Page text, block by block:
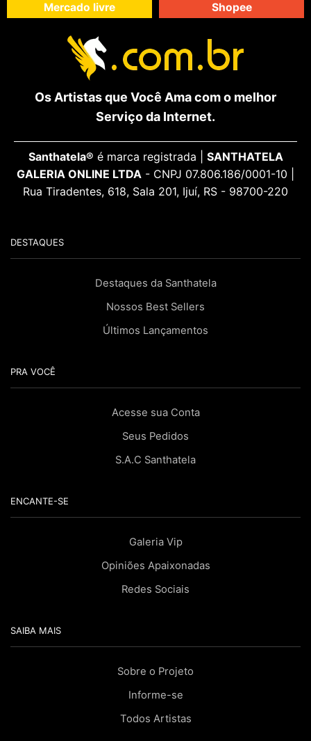
Mercado livre Shopee
Os Artistas que Você Ama com o melhor
Serviço da Internet.
Santhatela® é marca registrada | SANTHATELA
GALERIA ONLINE LTDA - CNPJ 07.806.186/0001-10 |
Rua Tiradentes, 618, Sala 201, Ijuí, RS - 98700-220
DESTAQUES
Destaques da Santhatela
Nossos Best Sellers
Últimos Lançamentos
PRA VOCÊ
Acesse sua Conta
Seus Pedidos
S.A.C Santhatela
ENCANTE-SE
Galeria Vip
Opiniões Apaixonadas
Redes Sociais
SAIBA MAIS
Sobre o Projeto
Informe-se
Todos Artistas